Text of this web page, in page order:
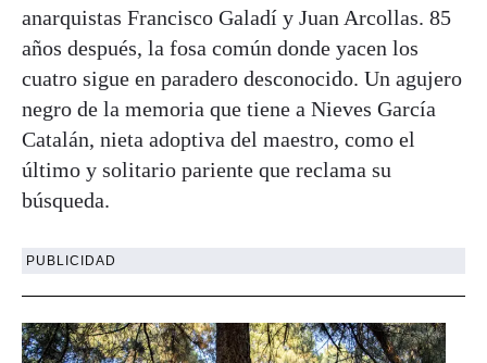
anarquistas Francisco Galadí y Juan Arcollas. 85
años después, la fosa común donde yacen los
cuatro sigue en paradero desconocido. Un agujero
negro de la memoria que tiene a Nieves García
Catalán, nieta adoptiva del maestro, como el
último y solitario pariente que reclama su
búsqueda.
PUBLICIDAD